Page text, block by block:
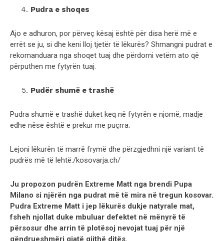
Pudra e shoqes
Ajo e adhuron, por përveç kësaj është për disa herë më e
errët se ju, si dhe keni lloj tjetër të lëkurës? Shmangni pudrat e
rekomanduara nga shoqet tuaj dhe përdorni vetëm ato që
përputhen me fytyrën tuaj.
Pudër shumë e trashë
Pudra shumë e trashë duket keq në fytyrën e njomë, madje
edhe nëse është e prekur me puçrra.
Lejoni lëkurën të marrë frymë dhe përzgjedhni një variant të
pudrës më të lehtë./kosovarja.ch/
Ju propozon pudrën Extreme Matt nga brendi Pupa
Milano si njërën nga pudrat më të mira në tregun kosovar.
Pudra Extreme Matt i jep lëkurës dukje natyrale mat,
fsheh njollat duke mbuluar defektet në mënyrë të
përsosur dhe arrin të plotësoj nevojat tuaj për një
qëndrueshmëri gjatë gjithë ditës.